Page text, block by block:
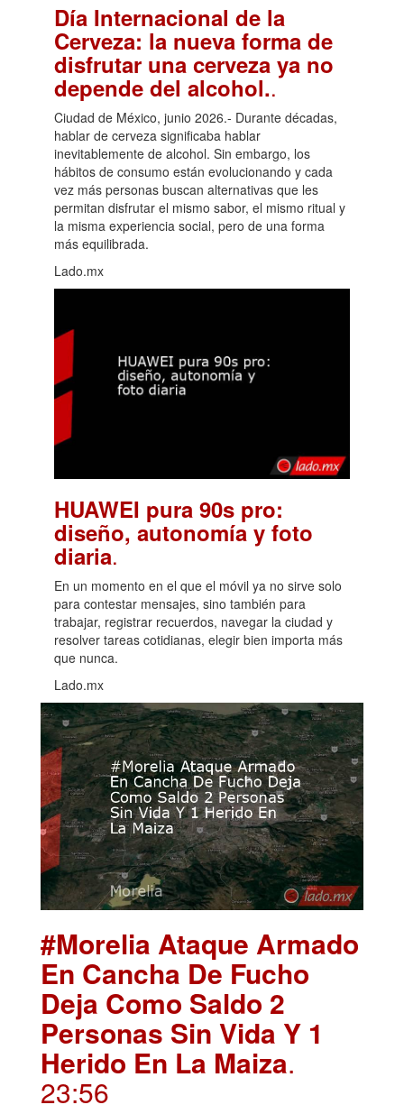
Día Internacional de la
Cerveza: la nueva forma de
disfrutar una cerveza ya no
depende del alcohol..
Ciudad de México, junio 2026.- Durante décadas,
hablar de cerveza significaba hablar
inevitablemente de alcohol. Sin embargo, los
hábitos de consumo están evolucionando y cada
vez más personas buscan alternativas que les
permitan disfrutar el mismo sabor, el mismo ritual y
la misma experiencia social, pero de una forma
más equilibrada.
Lado.mx
HUAWEI pura 90s pro:
diseño, autonomía y foto
diaria.
En un momento en el que el móvil ya no sirve solo
para contestar mensajes, sino también para
trabajar, registrar recuerdos, navegar la ciudad y
resolver tareas cotidianas, elegir bien importa más
que nunca.
Lado.mx
#Morelia Ataque Armado
En Cancha De Fucho
Deja Como Saldo 2
Personas Sin Vida Y 1
Herido En La Maiza.
23:56